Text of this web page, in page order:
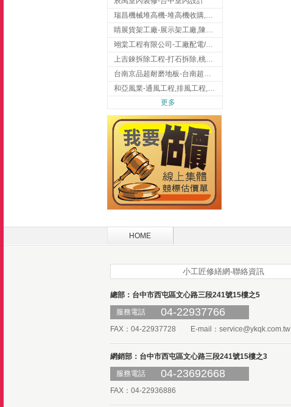
瑞昌機械堆高機-堆高機收購,新北市堆高機,桃園堆高機
睛展貨架工廠-展示架工廠,陳列架,台中展示架工廠
翊棠工程有限公司-工廠配電/高雄消防機電公司
上吉錸拆除工程-打石拆除,桃園打石拆除,桃園拆除工程
台南京品超耐磨地板-台南超耐磨地板
和亞風業-通風工程,排風工程,彰化通風工程,彰化排風工程
更多
HOME
小工匠修繕網-聯絡資訊
總部：台中市西屯區文心路三段241號15樓之5
服務電話
04-22937766
FAX：04-22937728 E-mail： service@ykqk.com.tw
網銷部：台中市西屯區文心路三段241號15樓之3
服務電話
04-23692668
FAX：04-22936886